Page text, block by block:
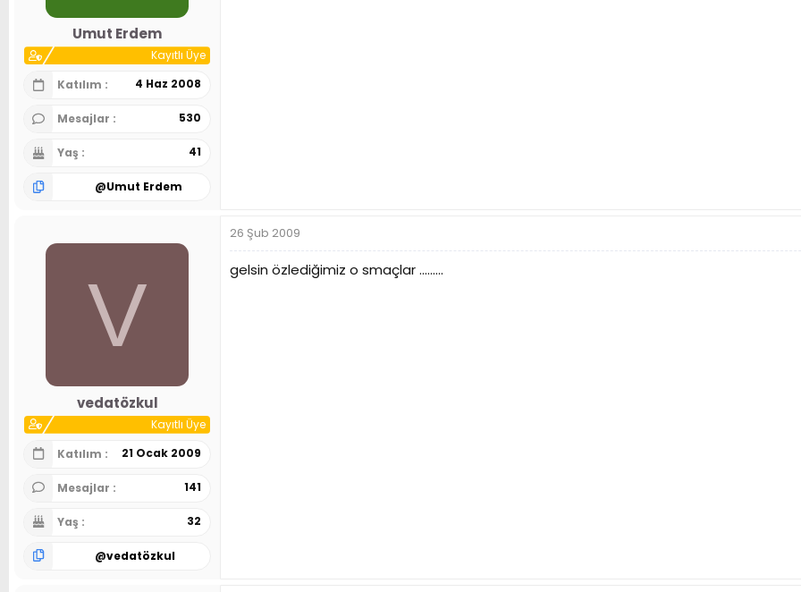
Umut Erdem
Kayıtlı Üye
Katılım
4 Haz 2008
Mesajlar 530
Yaş 41
@Umut Erdem
V
vedatözkul
Kayıtlı Üye
Katılım
21 Ocak 2009
Mesajlar 141
Yaş 32
@vedatözkul
26 Şub 2009
gelsin özlediğimiz o smaçlar .........